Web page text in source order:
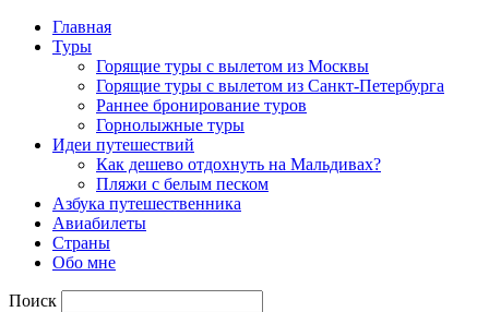
Главная
Туры
Горящие туры с вылетом из Москвы
Горящие туры с вылетом из Санкт-Петербурга
Раннее бронирование туров
Горнолыжные туры
Идеи путешествий
Как дешево отдохнуть на Мальдивах?
Пляжи с белым песком
Азбука путешественника
Авиабилеты
Страны
Обо мне
Поиск